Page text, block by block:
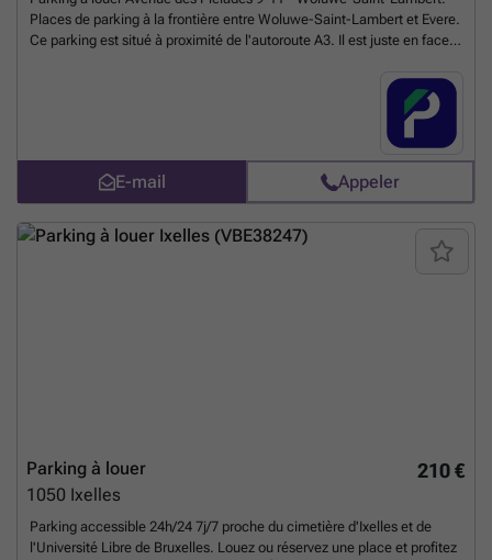
Places de parking à la frontière entre Woluwe-Saint-Lambert et Evere.
Ce parking est situé à proximité de l'autoroute A3. Il est juste en face
est idéal pour les résidents afin qu'ils puissent garer leur voiture en
toute sécurité et aussi ceux qui travaillent dans la région. Réservez
votre place de parking en ligne dès maintenant ! Vous pouvez réserver
directement votre parking sur le lien suivant : ### %20-%20sint-
lambrechts-woluwe/avenue-des-pleiades-9-11-woluwe-saint-
lambert-3053?
utm_source=ubiflow&utm_medium=referral&utm_campaign=parking
_listing&utm_content=beEn savoir plus ?
E-mail Appeler
210 €
Parking à louer
1050 Ixelles
Parking accessible 24h/24 7j/7 proche du cimetière d'Ixelles et de
l'Université Libre de Bruxelles. Louez ou réservez une place et profitez